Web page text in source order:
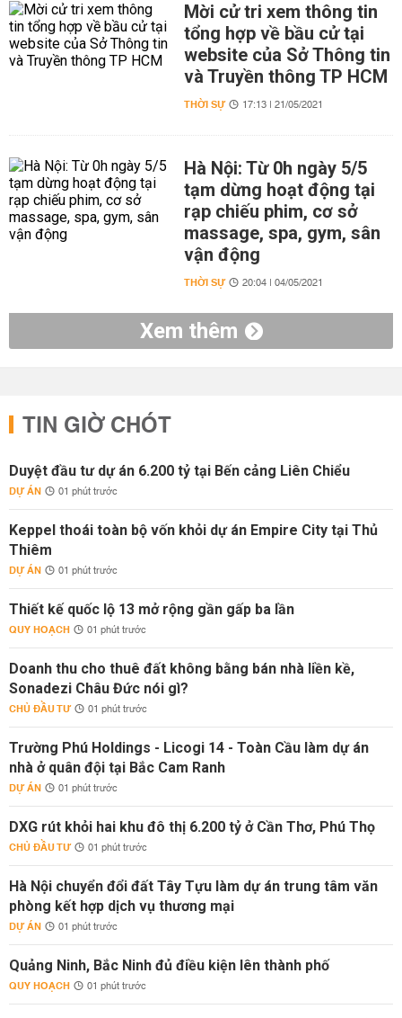
Mời cử tri xem thông tin
tổng hợp về bầu cử tại
website của Sở Thông tin
và Truyền thông TP HCM
THỜI SỰ 17:13 | 21/05/2021
Hà Nội: Từ 0h ngày 5/5
tạm dừng hoạt động tại
rạp chiếu phim, cơ sở
massage, spa, gym, sân
vận động
THỜI SỰ 20:04 | 04/05/2021
Xem thêm
TIN GIỜ CHÓT
Duyệt đầu tư dự án 6.200 tỷ tại Bến cảng Liên Chiểu
DỰ ÁN 01 phút trước
Keppel thoái toàn bộ vốn khỏi dự án Empire City tại Thủ
Thiêm
DỰ ÁN 01 phút trước
Thiết kế quốc lộ 13 mở rộng gần gấp ba lần
QUY HOẠCH 01 phút trước
Doanh thu cho thuê đất không bằng bán nhà liền kề,
Sonadezi Châu Đức nói gì?
CHỦ ĐẦU TƯ 01 phút trước
Trường Phú Holdings - Licogi 14 - Toàn Cầu làm dự án
nhà ở quân đội tại Bắc Cam Ranh
DỰ ÁN 01 phút trước
DXG rút khỏi hai khu đô thị 6.200 tỷ ở Cần Thơ, Phú Thọ
CHỦ ĐẦU TƯ 01 phút trước
Hà Nội chuyển đổi đất Tây Tựu làm dự án trung tâm văn
phòng kết hợp dịch vụ thương mại
DỰ ÁN 01 phút trước
Quảng Ninh, Bắc Ninh đủ điều kiện lên thành phố
QUY HOẠCH 01 phút trước